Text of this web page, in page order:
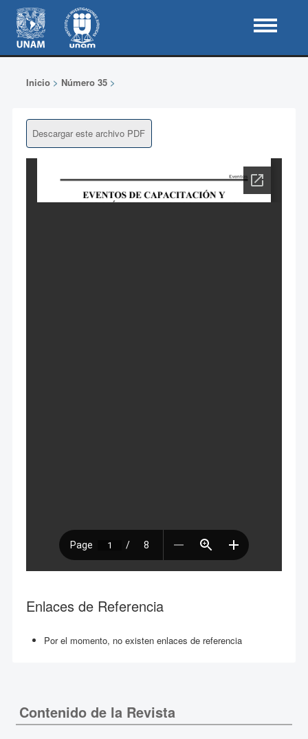
Inicio> Número 35>
Descargar este archivo PDF
Enlaces de Referencia
Por el momento, no existen enlaces de referencia
Contenido de la Revista